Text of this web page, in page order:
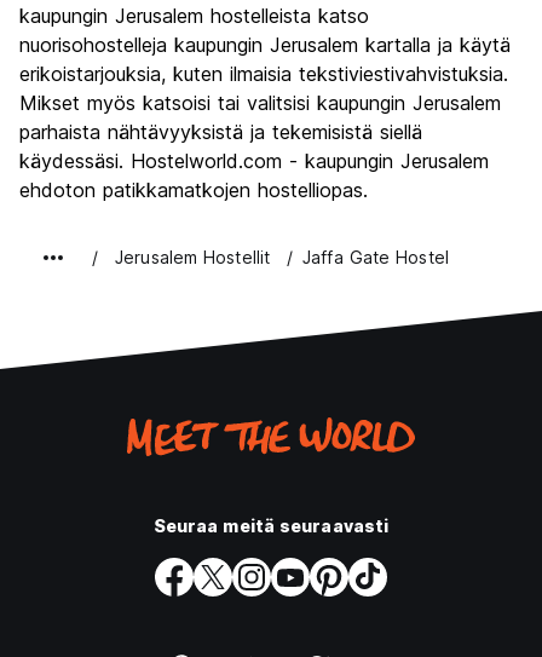
Yöelämä
Rahanarvoinen
7.4
kaupungin Jerusalem hostelleista katso
nuorisohostelleja kaupungin Jerusalem kartalla ja käytä
erikoistarjouksia, kuten ilmaisia tekstiviestivahvistuksia.
Mikset myös katsoisi tai valitsisi kaupungin Jerusalem
parhaista nähtävyyksistä ja tekemisistä siellä
käydessäsi. Hostelworld.com - kaupungin Jerusalem
ehdoton patikkamatkojen hostelliopas.
Jerusalem Hostellit Jaffa Gate Hostel
Seuraa meitä seuraavasti